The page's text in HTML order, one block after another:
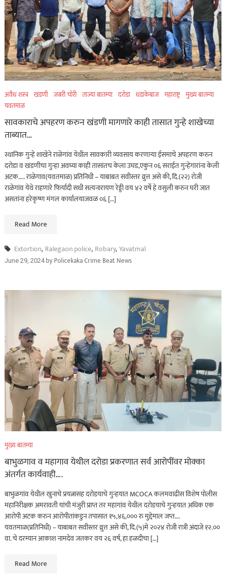
अवैध शस्त्र खंडणी जबरी चोरी ताज्या बातम्या दरोडा धडाकेबाज महाराष्ट्र मुख्य बातम्या
यवतमाळ
सावकाराचे अपहरण करुन खंडणी मागणारे काही तासात गुन्हे शाखेच्या
ताब्यात…
स्थानिक गुन्हे शाखेने राळेगांव येथील सावकारी व्यवसाय करणाऱ्या ईसमाचे अपहरण करुन
दरोडा व खंडणीचा गुन्हा अवघ्या काही तासांतच केला उघड,एकुन ०६ सराईत गुन्हेगारांना केली
अटक….. राळेगाव(यवतमाळ) प्रतिनिधी – याबाबत सवीस्तर व्रुत्त असे की, दि.(२२) रोजी
राळेगांव येथे राहणारे फिर्यादी सधी सत्यनारायण रेड्डी वय ४२ वर्षे हे वसुली करुन घरी जात
असतांना हरेकृष्ण मंगल कार्यालयाजवळ ०६ […]
Read More
Extortion, Ralegaon police, Robary,Yavatmal
June 29, 2024byPolicekaka Crime Beat News
मुख्य बातम्या
बाभुळगाव व महागाव येथील दरोडा प्रकरणात सर्व आरोपींवर मोक्का
अंतर्गत कार्यवाही….
बाभुळगांव येथील खुनाचे प्रयत्नासह दरोडयाचे गुन्हयात MCOCA कलमवाढीस विशेष पोलीस
महानिरीक्षक अमरावती यांची मंजुरी प्राप्त तर महागांव येथील दरोडयाचे गुन्हयात अधिक एक
आरोपी अटक करुन आरोपीतांकडुन तपासात १५,४६,००० रु मुद्देमाल जप्त….
यवतमाळ(प्रतिनिधी) – याबाबत सवीस्तर व्रुत्त असे की, दि.(५)मे २०२४ रोजी रात्री अंदाजे १२.००
वा. चे दरम्यान आकाश नामदेव जतकर वय २६ वर्ष, हा हळदीचा […]
Read More